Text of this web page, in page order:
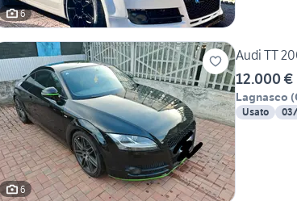
6
6
Audi TT
12.000 €
Lagnasco (
Usato